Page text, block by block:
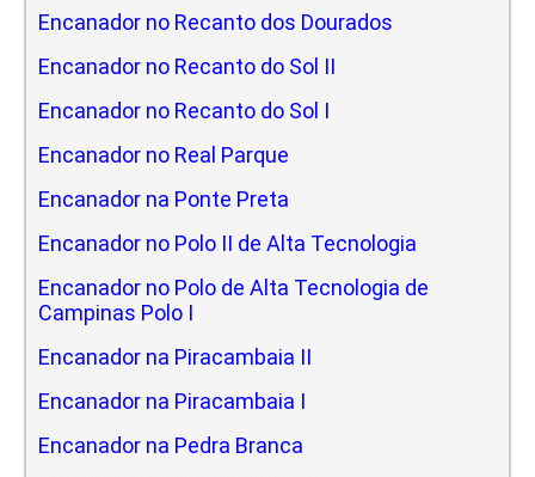
Encanador no Recanto dos Dourados
Encanador no Recanto do Sol II
Encanador no Recanto do Sol I
Encanador no Real Parque
Encanador na Ponte Preta
Encanador no Polo II de Alta Tecnologia
Encanador no Polo de Alta Tecnologia de
Campinas Polo I
Encanador na Piracambaia II
Encanador na Piracambaia I
Encanador na Pedra Branca